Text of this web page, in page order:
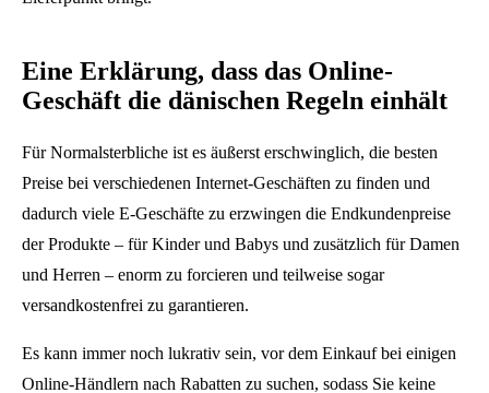
Eine Erklärung, dass das Online-
Geschäft die dänischen Regeln einhält
Für Normalsterbliche ist es äußerst erschwinglich, die besten
Preise bei verschiedenen Internet-Geschäften zu finden und
dadurch viele E-Geschäfte zu erzwingen die Endkundenpreise
der Produkte – für Kinder und Babys und zusätzlich für Damen
und Herren – enorm zu forcieren und teilweise sogar
versandkostenfrei zu garantieren.
Es kann immer noch lukrativ sein, vor dem Einkauf bei einigen
Online-Händlern nach Rabatten zu suchen, sodass Sie keine